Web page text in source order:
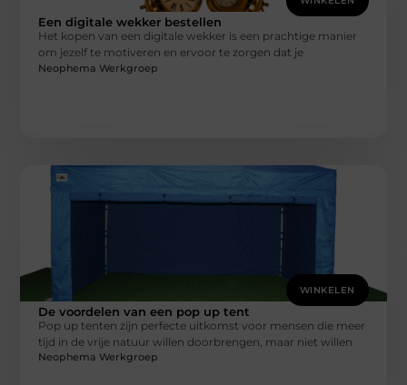
Een digitale wekker bestellen
Het kopen van een digitale wekker is een prachtige manier
om jezelf te motiveren en ervoor te zorgen dat je
Neophema Werkgroep
WINKELEN
De voordelen van een pop up tent
Pop up tenten zijn perfecte uitkomst voor mensen die meer
tijd in de vrije natuur willen doorbrengen, maar niet willen
Neophema Werkgroep